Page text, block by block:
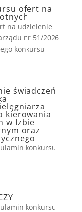
ofert na
na udzielenie
nr 51/2026
konkursu
świadczeń
kierowania
w Izbie
oraz
konkursu
konkursu